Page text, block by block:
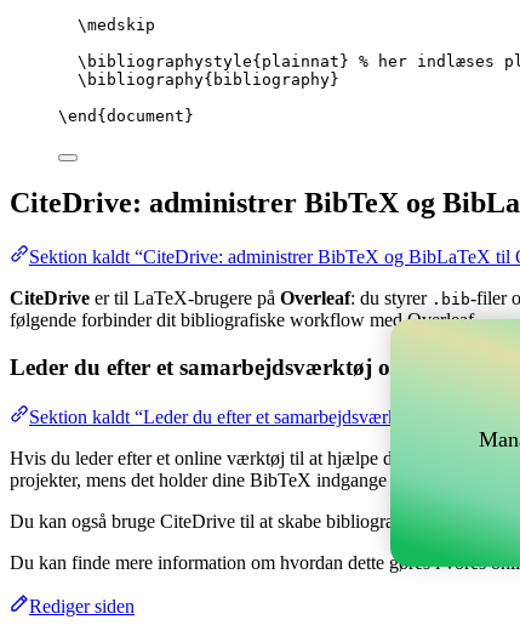
\medskip
\bibliographystyle{plainnat} % her indlæses
\bibliography{bibliography}
\end { document }
CiteDrive: administrer BibTeX og
Sektion kaldt “CiteDrive: administrer BibTeX og BibLaTeX til
CiteDrive er til LaTeX-brugere på Overleaf: du styrer .bib-filer
følgende forbinder dit bibliografiske workflow med Overleaf.
Leder du efter et samarbejdsværktøj online til at
Sektion kaldt “Leder du efter et samarbejdsværktøj online til at
Hvis du leder efter et online værktøj til at hjælpe dig med at
projekter, mens det holder dine BibTeX indgange opdateret i dit
Du kan også bruge CiteDrive til at skabe bibliografier og citater i
Du kan finde mere information om hvordan dette gøres i vores
Rediger siden